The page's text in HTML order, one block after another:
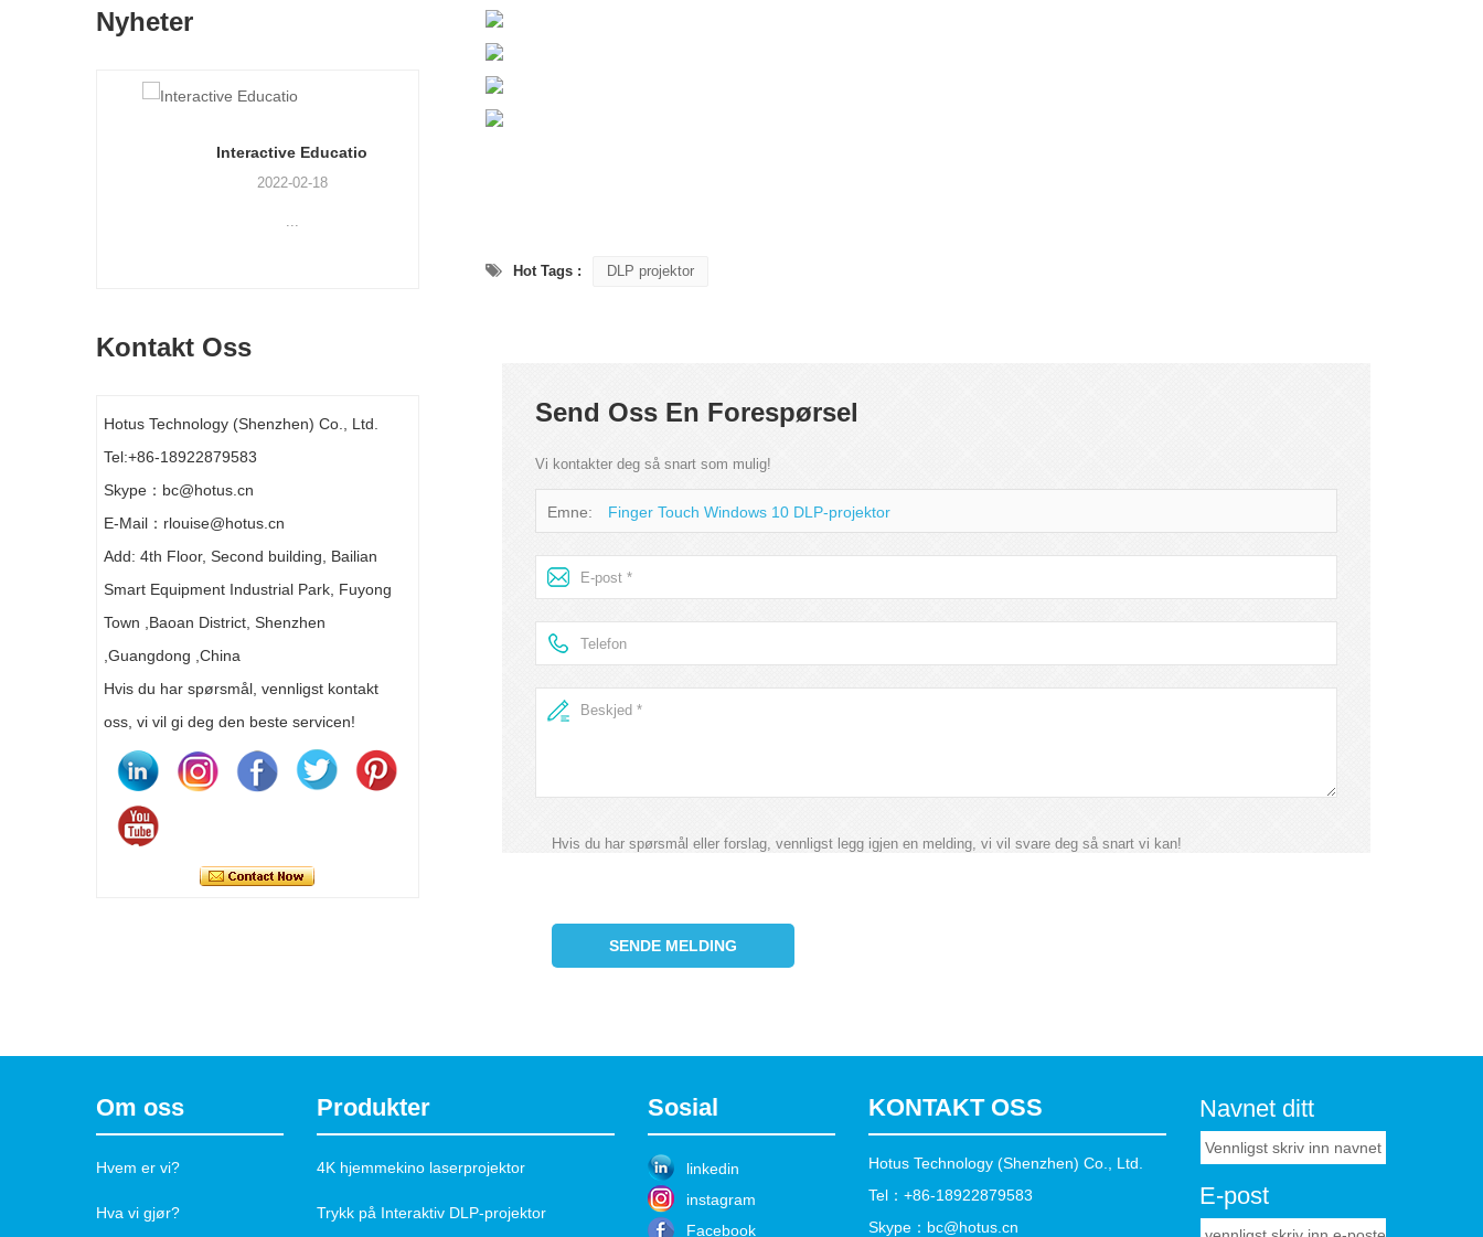
Nyheter
Interactive Educatio
2022-02-18
Kontakt Oss
Hotus Technology (Shenzhen) Co., Ltd.
Tel:+86-18922879583
Skype：bc@hotus.cn
E-Mail：rlouise@hotus.cn
Add: 4th Floor, Second building, Bailian
Smart Equipment Industrial Park, Fuyong
Town ,Baoan District, Shenzhen
,Guangdong ,China
Hvis du har spørsmål, vennligst kontakt
oss, vi vil gi deg den beste servicen!
Hot Tags : DLP projektor
Send Oss En Forespørsel
Vi kontakter deg så snart som mulig!
Emne: Finger Touch Windows 10 DLP-projektor
Hvis du har spørsmål eller forslag, vennligst legg igjen en melding, vi vil svare deg så snart vi kan!
SENDE MELDING
Om oss
Hvem er vi?
Hva vi gjør?
Produkter
4K hjemmekino laserprojektor
Trykk på Interaktiv DLP-projektor
Sosial
linkedin
instagram
Facebook
KONTAKT OSS
Hotus Technology (Shenzhen) Co., Ltd.
Tel：+86-18922879583
Skype：bc@hotus.cn
Navnet ditt
E-post